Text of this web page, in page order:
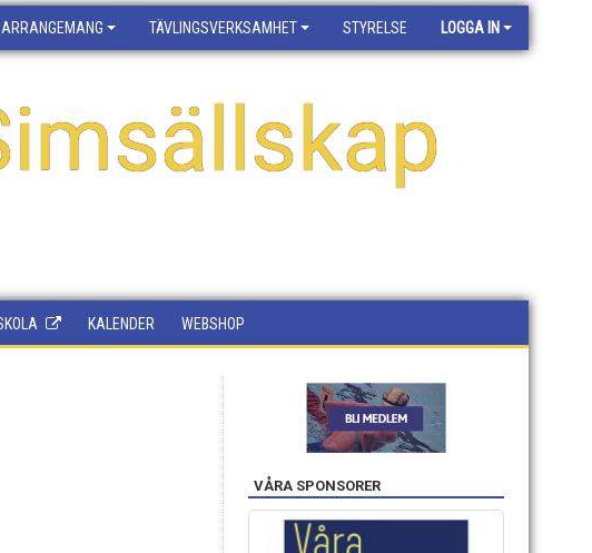
ARRANGEMANG TÄVLINGSVERKSAMHET STYRELSE LOGGA IN
KALENDER WEBSHOP
VÅRA SPONSORER